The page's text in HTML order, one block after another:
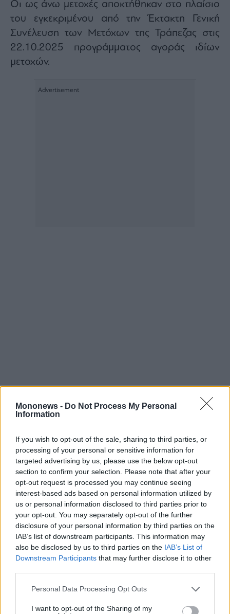
Mononews - Do Not Process My Personal
Information
If you wish to opt-out of the sale, sharing to third parties, or
processing of your personal or sensitive information for
targeted advertising by us, please use the below opt-out
section to confirm your selection. Please note that after your
opt-out request is processed you may continue seeing
interest-based ads based on personal information utilized by
us or personal information disclosed to third parties prior to
your opt-out. You may separately opt-out of the further
disclosure of your personal information by third parties on the
IAB’s list of downstream participants. This information may
also be disclosed by us to third parties on the IAB’s List of
Downstream Participants that may further disclose it to other
Personal Data Processing Opt Outs
I want to opt-out of the Sharing of my
Οι ως άνω μετοχές αποκτήθηκαν στο πλαίσιο
του εγκεκριμένου από την Έκτακτη Γενική
Συνέλευση των Μετόχων της Τράπεζας στις
22.10.2025 προγράμματος αγοράς ιδίων
μετοχών.
Τράπεζα κατέχει άμεσα 32.630.208 ίδιες
μετοχές, οι οποίες αντιστοιχούν σε ποσοστό
0,8985% του μετοχικού της κεφαλαίου.
Τέλος, υπενθυμίζεται ότι η Τακτική Γενική
Συνέλευση των Μετόχων της Τράπεζας της
28.04.2026 ενέκρινε την ακύρωση
28.097.019 ιδίων μετοχών της Τράπεζας, με
αντίστοιχη μείωση του μετοχικού της
κεφαλαίου, σύμφωνα με το άρθρο 49 του Ν.
4548/2018. Η ολοκλήρωση της εν λόγω
εταιρικής πράξης τελεί υπό τη σχετική έγκριση
της Ευρωπαϊκής Κεντρικής Τράπεζας και την